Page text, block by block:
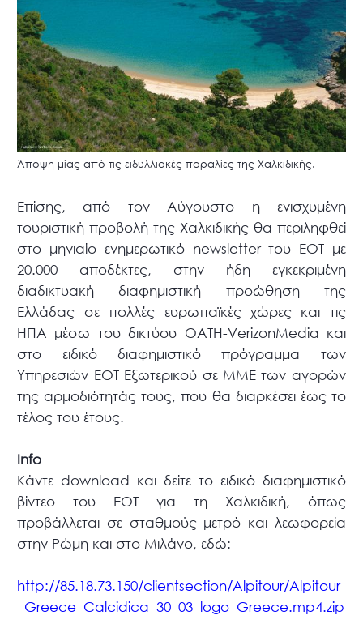
Άποψη μίας από τις ειδυλλιακές παραλίες της Χαλκιδικής.
Επίσης, από τον Αύγουστο η ενισχυμένη
τουριστική προβολή της Χαλκιδικής θα περιληφθεί
στο μηνιαίο ενημερωτικό newsletter του ΕΟΤ με
20.000 αποδέκτες, στην ήδη εγκεκριμένη
διαδικτυακή διαφημιστική προώθηση της
Ελλάδας σε πολλές ευρωπαϊκές χώρες και τις
ΗΠΑ μέσω του δικτύου OATH-VerizonMedia και
στο ειδικό διαφημιστικό πρόγραμμα των
Υπηρεσιών ΕΟΤ Εξωτερικού σε ΜΜΕ των αγορών
της αρμοδιότητάς τους, που θα διαρκέσει έως το
τέλος του έτους.
Info
Κάντε download και δείτε το ειδικό διαφημιστικό
βίντεο του ΕΟΤ για τη Χαλκιδική, όπως
προβάλλεται σε σταθμούς μετρό και λεωφορεία
στην Ρώμη και στο Μιλάνο, εδώ:
http://85.18.73.150/clientsection/Alpitour/Alpitour
_Greece_Calcidica_30_03_logo_Greece.mp4.zip